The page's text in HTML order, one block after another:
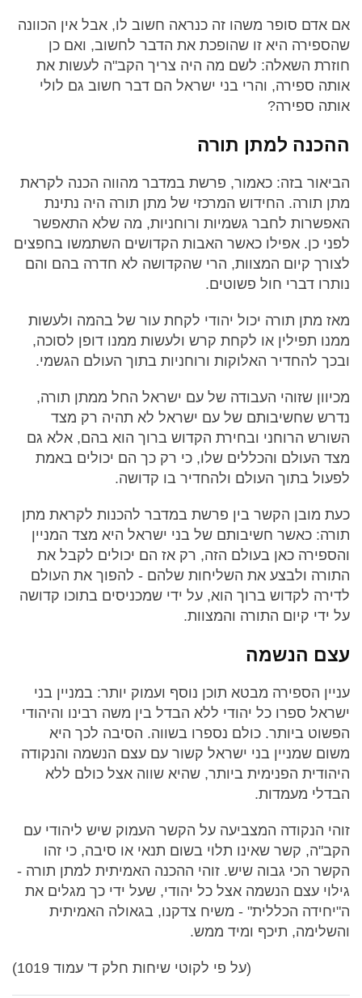
אם אדם סופר משהו זה כנראה חשוב לו, אבל אין הכוונה
שהספירה היא זו שהופכת את הדבר לחשוב, ואם כן
חוזרת השאלה: לשם מה היה צריך הקב"ה לעשות את
אותה ספירה, והרי בני ישראל הם דבר חשוב גם לולי
אותה ספירה?
ההכנה למתן תורה
הביאור בזה: כאמור, פרשת במדבר מהווה הכנה לקראת
מתן תורה. החידוש המרכזי של מתן תורה היה נתינת
האפשרות לחבר גשמיות ורוחניות, מה שלא התאפשר
לפני כן. אפילו כאשר האבות הקדושים השתמשו בחפצים
לצורך קיום המצוות, הרי שהקדושה לא חדרה בהם והם
נותרו דברי חול פשוטים.
מאז מתן תורה יכול יהודי לקחת עור של בהמה ולעשות
ממנו תפילין או לקחת קרש ולעשות ממנו דופן לסוכה,
ובכך להחדיר האלוקות ורוחניות בתוך העולם הגשמי.
מכיוון שזוהי העבודה של עם ישראל החל ממתן תורה,
נדרש שחשיבותם של עם ישראל לא תהיה רק מצד
השורש הרוחני ובחירת הקדוש ברוך הוא בהם, אלא גם
מצד העולם והכללים שלו, כי רק כך הם יכולים באמת
לפעול בתוך העולם ולהחדיר בו קדושה.
כעת מובן הקשר בין פרשת במדבר להכנות לקראת מתן
תורה: כאשר חשיבותם של בני ישראל היא מצד המניין
והספירה כאן בעולם הזה, רק אז הם יכולים לקבל את
התורה ולבצע את השליחות שלהם - להפוך את העולם
לדירה לקדוש ברוך הוא, על ידי שמכניסים בתוכו קדושה
על ידי קיום התורה והמצוות.
עצם הנשמה
עניין הספירה מבטא תוכן נוסף ועמוק יותר: במניין בני
ישראל ספרו כל יהודי ללא הבדל בין משה רבינו והיהודי
הפשוט ביותר. כולם נספרו בשווה. הסיבה לכך היא
משום שמניין בני ישראל קשור עם עצם הנשמה והנקודה
היהודית הפנימית ביותר, שהיא שווה אצל כולם ללא
הבדלי מעמדות.
זוהי הנקודה המצביעה על הקשר העמוק שיש ליהודי עם
הקב"ה, קשר שאינו תלוי בשום תנאי או סיבה, כי זהו
הקשר הכי גבוה שיש. זוהי ההכנה האמיתית למתן תורה -
גילוי עצם הנשמה אצל כל יהודי, שעל ידי כך מגלים את
ה"יחידה הכללית" - משיח צדקנו, בגאולה האמיתית
והשלימה, תיכף ומיד ממש.
(על פי לקוטי שיחות חלק ד' עמוד 1019)